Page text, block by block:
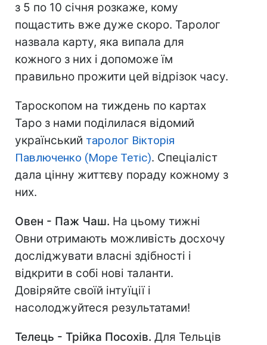
з 5 по 10 січня розкаже, кому
пощастить вже дуже скоро. Таролог
назвала карту, яка випала для
кожного з них і допоможе їм
правильно прожити цей відрізок часу.
Тароскопом на тиждень по картах
Таро з нами поділилася відомий
український таролог Вікторія
Павлюченко (Море Тетіс). Спеціаліст
дала цінну життєву пораду кожному з
них.
Овен - Паж Чаш. На цьому тижні
Овни отримають можливість досхочу
досліджувати власні здібності і
відкрити в собі нові таланти.
Довіряйте своїй інтуїції і
насолоджуйтеся результатами!
Телець - Трійка Посохів. Для Тельців